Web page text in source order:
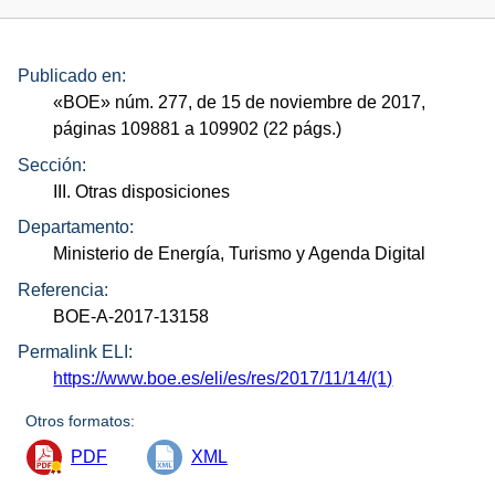
Publicado en:
«BOE» núm. 277, de 15 de noviembre de 2017,
páginas 109881 a 109902 (22 págs.)
Sección:
III. Otras disposiciones
Departamento:
Ministerio de Energía, Turismo y Agenda Digital
Referencia:
BOE-A-2017-13158
Permalink ELI:
https://www.boe.es/eli/es/res/2017/11/14/(1)
Otros formatos:
PDF XML